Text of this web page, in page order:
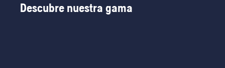
Descubre nuestra gama